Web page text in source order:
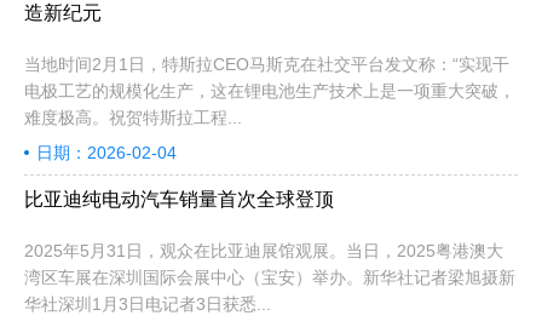
造新纪元
当地时间2月1日，特斯拉CEO马斯克在社交平台发文称：“实现干
电极工艺的规模化生产，这在锂电池生产技术上是一项重大突破，
难度极高。祝贺特斯拉工程...
日期：2026-02-04
比亚迪纯电动汽车销量首次全球登顶
2025年5月31日，观众在比亚迪展馆观展。当日，2025粤港澳大
湾区车展在深圳国际会展中心（宝安）举办。新华社记者梁旭摄新
华社深圳1月3日电记者3日获悉...